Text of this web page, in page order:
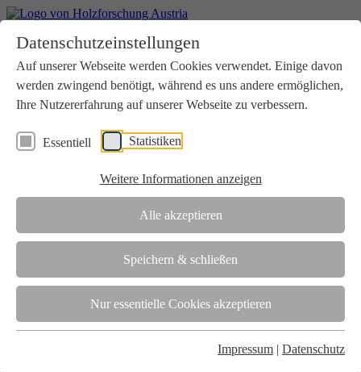
Datenschutzeinstellungen
Auf unserer Webseite werden Cookies verwendet. Einige davon
werden zwingend benötigt, während es uns andere ermöglichen,
Ihre Nutzererfahrung auf unserer Webseite zu verbessern.
Essentiell Statistiken
Weitere Informationen anzeigen
Alle akzeptieren
Speichern & schließen
Nur essentielle Cookies akzeptieren
Impressum | Datenschutz
Aktuelles
Downloads
Kontakt
Login
Verein
Wir unterstützen die Interessen der Holzbranche in enger
Zusammenarbeit mit Wissenschaft und Wirtschaft.
Die Holzforschung Austria ist akkreditierte Prüf-, Inspektions- und
Team
Unsere gesamte Kompetenz ist in unseren Mitarbeiter:innen
gebündelt